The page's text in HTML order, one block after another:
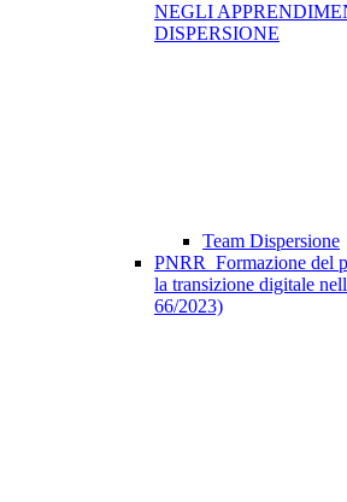
NEGLI
DISPERSIONE
Team Dispersione
PNRR_Formazione del
la transizione digitale
66/2023)